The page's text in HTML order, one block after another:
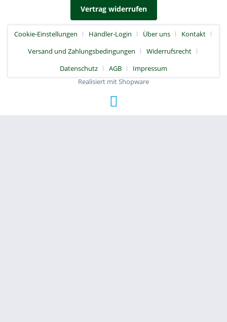
Vertrag widerrufen
Cookie-Einstellungen Händler-Login Über uns
Kontakt
Versand und Zahlungsbedingungen
Widerrufsrecht
Datenschutz
AGB
Impressum
Realisiert mit Shopware